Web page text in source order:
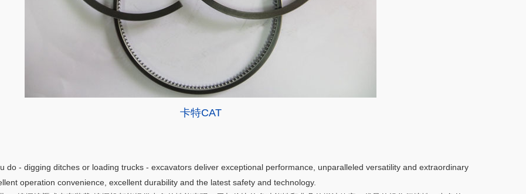
卡特CAT
do - digging ditches or loading trucks - excavators deliver exceptional performance, unparalleled versatility and extraordinary
operation convenience, excellent durability and the latest safety and technology.